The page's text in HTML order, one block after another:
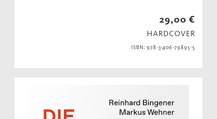
29,00 €
HARDCOVER
ISBN: 978-3-406-79895-5